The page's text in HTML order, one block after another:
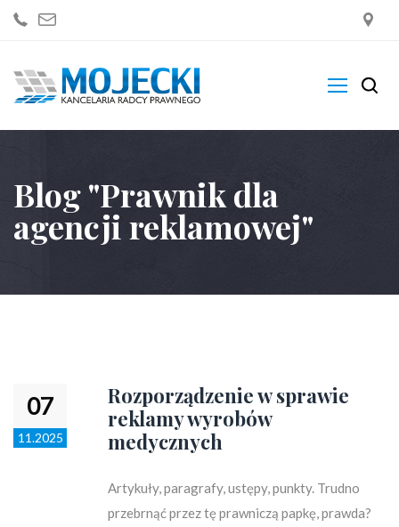
Zakres Usług
Blogi
Blog "Prawnik dla
agencji reklamowej"
07
11.2025
Rozporządzenie w sprawie
reklamy wyrobów
medycznych
Artykuły, paragrafy, ustępy, punkty. Trudno
przebrnąć przez tę prawniczą papkę, prawda?